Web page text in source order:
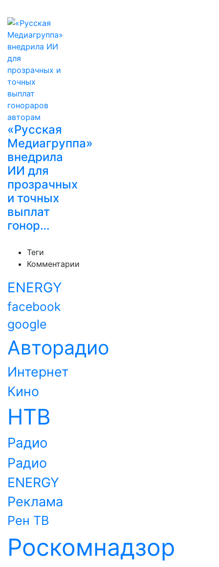
«Русская
Медиагруппа»
внедрила
ИИ для
прозрачных
и точных
выплат
гонор…
Теги
Комментарии
ENERGY
facebook
google
Авторадио
Интернет
Кино
НТВ
Радио
Радио
ENERGY
Реклама
Рен ТВ
Роскомнадзор